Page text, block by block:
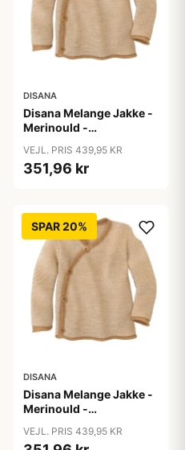
DISANA
Disana Melange Jakke -
Merinould -
VEJL. PRIS 439,95 KR
351,96 kr
SPAR 20%
DISANA
Disana Melange Jakke -
Merinould -
VEJL. PRIS 439,95 KR